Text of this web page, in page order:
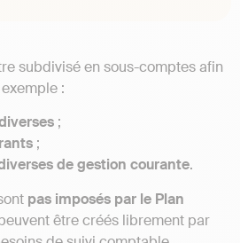
subdivisé en sous-comptes afin
:
;
;
de gestion courante.
pas imposés par le Plan
être créés librement par